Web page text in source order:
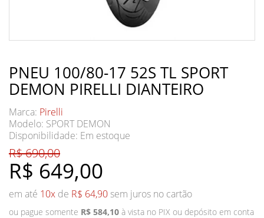
PNEU 100/80-17 52S TL SPORT
DEMON PIRELLI DIANTEIRO
Marca: Pirelli
Modelo: SPORT DEMON
Disponibilidade: Em estoque
R$ 649,00
R$ 690,00
em até 10x de R$ 64,90 sem juros no cartão
ou pague somente R$ 584,10 à vista no PIX ou depósito em conta